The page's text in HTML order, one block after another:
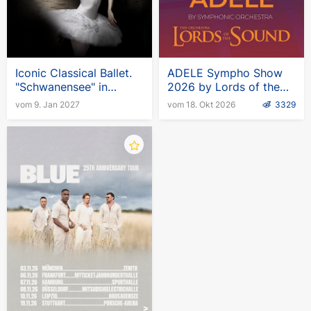
Für jedes Kind und jeden Erwachsenen sind
gesonderte Eintrittskarten erhältlich.
Iconic Classical Ballet.
"Schwanensee" in
Deutschland
vom 9. Jan 2027
ADELE Sympho Show
2026 by Lords of the
Sound
vom 18. Okt 2026 3329